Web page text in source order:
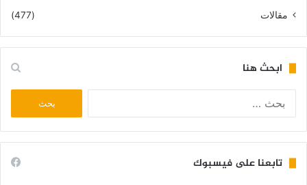
مقالات
(477)
ابحث هنا
تابعنا على فيسبوك